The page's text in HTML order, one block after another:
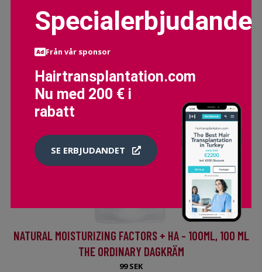
NATURAL MOISTURIZING FACTORS + HA - 100ML, 100 ML
THE ORDINARY DAGKRÄM
99 SEK
Specialerbjudande
Från vår sponsor
Hairtransplantation.com
Nu med 200 € i
rabatt
SE ERBJUDANDET